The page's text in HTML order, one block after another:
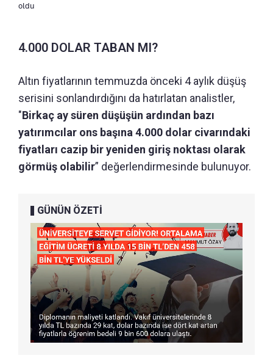
oldu
4.000 DOLAR TABAN MI?
Altın fiyatlarının temmuzda önceki 4 aylık düşüş
serisini sonlandırdığını da hatırlatan analistler,
"Birkaç ay süren düşüşün ardından bazı
yatırımcılar ons başına 4.000 dolar civarındaki
fiyatları cazip bir yeniden giriş noktası olarak
görmüş olabilir” değerlendirmesinde bulunuyor.
GÜNÜN ÖZETİ